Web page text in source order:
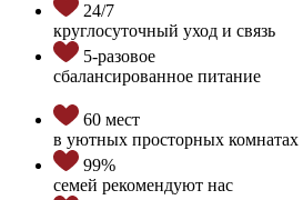
24/7
круглосуточный уход и связь
5-разовое
сбалансированное питание
60 мест
в уютных просторных комнатах
99%
семей рекомендуют нас